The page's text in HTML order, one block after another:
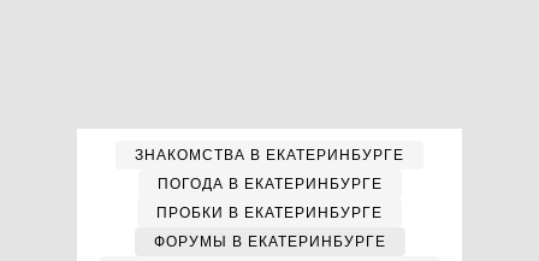
ЗНАКОМСТВА В ЕКАТЕРИНБУРГЕ
ПОГОДА В ЕКАТЕРИНБУРГЕ
ПРОБКИ В ЕКАТЕРИНБУРГЕ
ФОРУМЫ В ЕКАТЕРИНБУРГЕ